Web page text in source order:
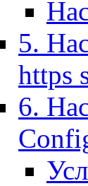
5.
https
6.